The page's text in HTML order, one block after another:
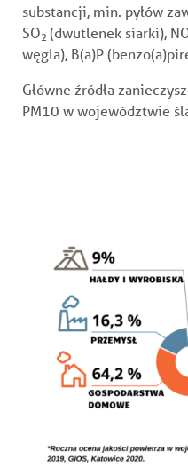
substancji, min. pyłów
SO2(dwutlenek siarki),
węgla), B(a)P
Główne źródła
PM10 w województwie